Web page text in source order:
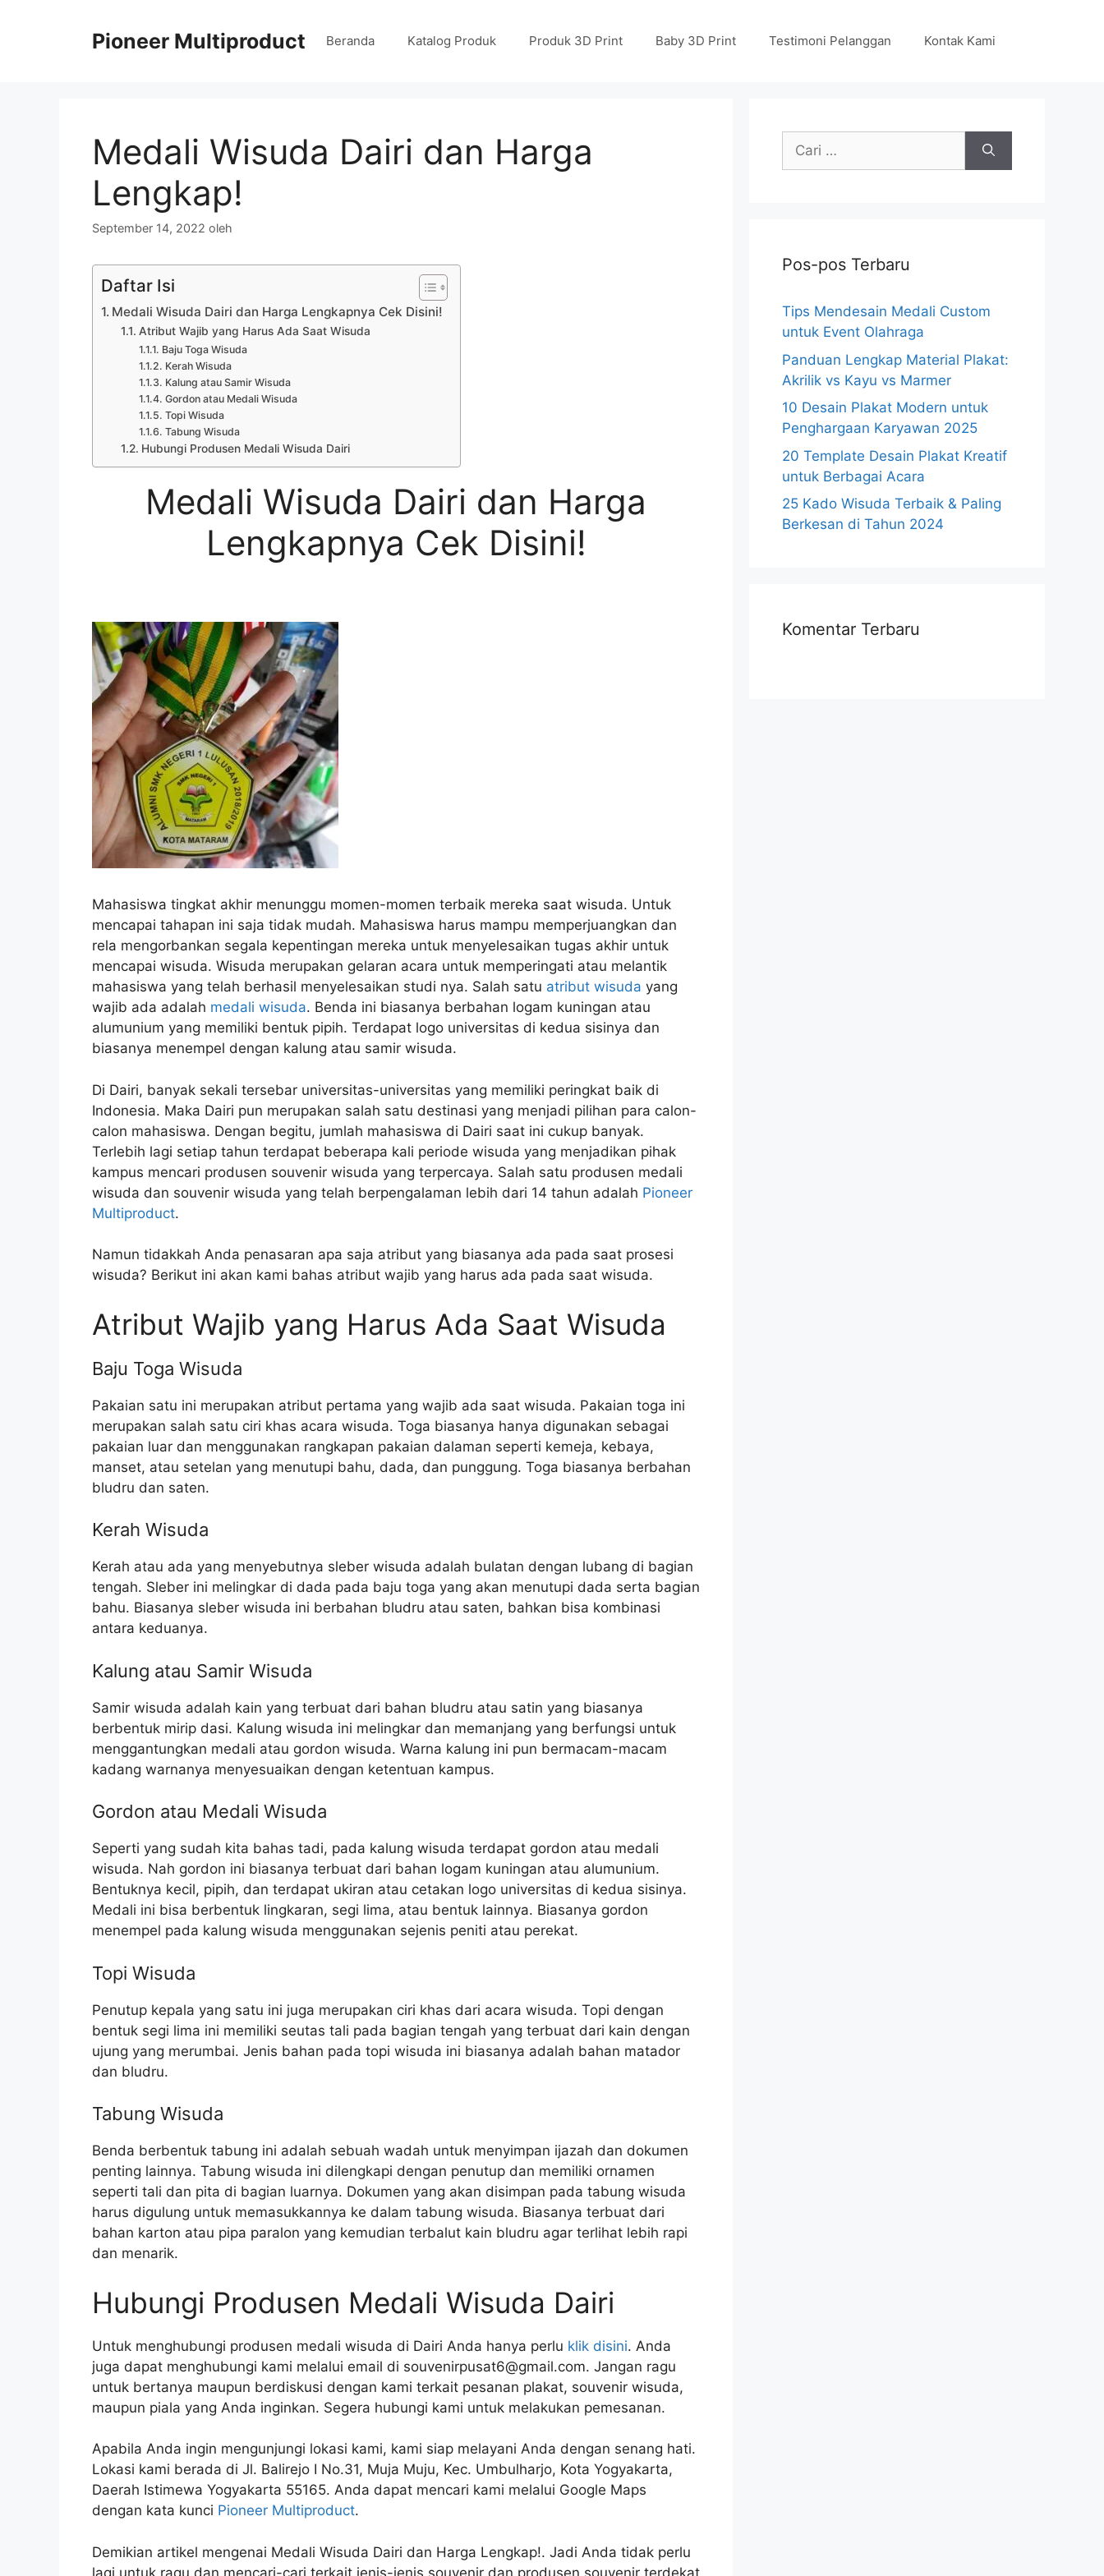
Pioneer Multiproduct Beranda Katalog Produk Produk 3D Print Baby 3D Print Testimoni Pelanggan Kontak Kami
Medali Wisuda Dairi dan Harga
Lengkap!
September 14, 2022 oleh
Daftar Isi
Medali Wisuda Dairi dan Harga Lengkapnya Cek Disini!
Atribut Wajib yang Harus Ada Saat Wisuda
Baju Toga Wisuda
Kerah Wisuda
Kalung atau Samir Wisuda
Gordon atau Medali Wisuda
Topi Wisuda
Tabung Wisuda
Hubungi Produsen Medali Wisuda Dairi
Medali Wisuda Dairi dan Harga
Lengkapnya Cek Disini!
Mahasiswa tingkat akhir menunggu momen-momen terbaik mereka saat wisuda. Untuk
mencapai tahapan ini saja tidak mudah. Mahasiswa harus mampu memperjuangkan dan
rela mengorbankan segala kepentingan mereka untuk menyelesaikan tugas akhir untuk
mencapai wisuda. Wisuda merupakan gelaran acara untuk memperingati atau melantik
mahasiswa yang telah berhasil menyelesaikan studi nya. Salah satu atribut wisuda yang
wajib ada adalah medali wisuda. Benda ini biasanya berbahan logam kuningan atau
alumunium yang memiliki bentuk pipih. Terdapat logo universitas di kedua sisinya dan
biasanya menempel dengan kalung atau samir wisuda.
Di Dairi, banyak sekali tersebar universitas-universitas yang memiliki peringkat baik di
Indonesia. Maka Dairi pun merupakan salah satu destinasi yang menjadi pilihan para calon-
calon mahasiswa. Dengan begitu, jumlah mahasiswa di Dairi saat ini cukup banyak.
Terlebih lagi setiap tahun terdapat beberapa kali periode wisuda yang menjadikan pihak
kampus mencari produsen souvenir wisuda yang terpercaya. Salah satu produsen medali
wisuda dan souvenir wisuda yang telah berpengalaman lebih dari 14 tahun adalah Pioneer
Multiproduct.
Namun tidakkah Anda penasaran apa saja atribut yang biasanya ada pada saat prosesi
wisuda? Berikut ini akan kami bahas atribut wajib yang harus ada pada saat wisuda.
Atribut Wajib yang Harus Ada Saat Wisuda
Baju Toga Wisuda
Pakaian satu ini merupakan atribut pertama yang wajib ada saat wisuda. Pakaian toga ini
merupakan salah satu ciri khas acara wisuda. Toga biasanya hanya digunakan sebagai
pakaian luar dan menggunakan rangkapan pakaian dalaman seperti kemeja, kebaya,
manset, atau setelan yang menutupi bahu, dada, dan punggung. Toga biasanya berbahan
bludru dan saten.
Kerah Wisuda
Kerah atau ada yang menyebutnya sleber wisuda adalah bulatan dengan lubang di bagian
tengah. Sleber ini melingkar di dada pada baju toga yang akan menutupi dada serta bagian
bahu. Biasanya sleber wisuda ini berbahan bludru atau saten, bahkan bisa kombinasi
antara keduanya.
Kalung atau Samir Wisuda
Samir wisuda adalah kain yang terbuat dari bahan bludru atau satin yang biasanya
berbentuk mirip dasi. Kalung wisuda ini melingkar dan memanjang yang berfungsi untuk
menggantungkan medali atau gordon wisuda. Warna kalung ini pun bermacam-macam
kadang warnanya menyesuaikan dengan ketentuan kampus.
Gordon atau Medali Wisuda
Seperti yang sudah kita bahas tadi, pada kalung wisuda terdapat gordon atau medali
wisuda. Nah gordon ini biasanya terbuat dari bahan logam kuningan atau alumunium.
Bentuknya kecil, pipih, dan terdapat ukiran atau cetakan logo universitas di kedua sisinya.
Medali ini bisa berbentuk lingkaran, segi lima, atau bentuk lainnya. Biasanya gordon
menempel pada kalung wisuda menggunakan sejenis peniti atau perekat.
Topi Wisuda
Penutup kepala yang satu ini juga merupakan ciri khas dari acara wisuda. Topi dengan
bentuk segi lima ini memiliki seutas tali pada bagian tengah yang terbuat dari kain dengan
ujung yang merumbai. Jenis bahan pada topi wisuda ini biasanya adalah bahan matador
dan bludru.
Tabung Wisuda
Benda berbentuk tabung ini adalah sebuah wadah untuk menyimpan ijazah dan dokumen
penting lainnya. Tabung wisuda ini dilengkapi dengan penutup dan memiliki ornamen
seperti tali dan pita di bagian luarnya. Dokumen yang akan disimpan pada tabung wisuda
harus digulung untuk memasukkannya ke dalam tabung wisuda. Biasanya terbuat dari
bahan karton atau pipa paralon yang kemudian terbalut kain bludru agar terlihat lebih rapi
dan menarik.
Hubungi Produsen Medali Wisuda Dairi
Untuk menghubungi produsen medali wisuda di Dairi Anda hanya perlu klik disini. Anda
juga dapat menghubungi kami melalui email di souvenirpusat6@gmail.com. Jangan ragu
untuk bertanya maupun berdiskusi dengan kami terkait pesanan plakat, souvenir wisuda,
maupun piala yang Anda inginkan. Segera hubungi kami untuk melakukan pemesanan.
Apabila Anda ingin mengunjungi lokasi kami, kami siap melayani Anda dengan senang hati.
Lokasi kami berada di Jl. Balirejo I No.31, Muja Muju, Kec. Umbulharjo, Kota Yogyakarta,
Daerah Istimewa Yogyakarta 55165. Anda dapat mencari kami melalui Google Maps
dengan kata kunci Pioneer Multiproduct.
Demikian artikel mengenai Medali Wisuda Dairi dan Harga Lengkap!. Jadi Anda tidak perlu
lagi untuk ragu dan mencari-cari terkait jenis-jenis souvenir dan produsen souvenir terdekat
Cari
Pos-pos Terbaru
Tips Mendesain Medali Custom
untuk Event Olahraga
Panduan Lengkap Material Plakat:
Akrilik vs Kayu vs Marmer
10 Desain Plakat Modern untuk
Penghargaan Karyawan 2025
20 Template Desain Plakat Kreatif
untuk Berbagai Acara
25 Kado Wisuda Terbaik & Paling
Berkesan di Tahun 2024
Komentar Terbaru